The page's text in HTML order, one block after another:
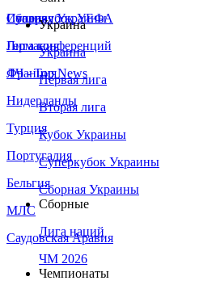
Сборная Украины
Италия
Германия
Франция
Нидерланды
Турция
Португалия
Бельгия
МЛС
Саудовская Аравия
Суперкубок УЕФА
Лига конференций
ЛЧ - Top News
Украина
Украина
Первая лига
Вторая лига
Кубок Украины
Суперкубок Украины
Сборная Украины
Сборные
Лига наций
ЧМ 2026
Чемпионаты